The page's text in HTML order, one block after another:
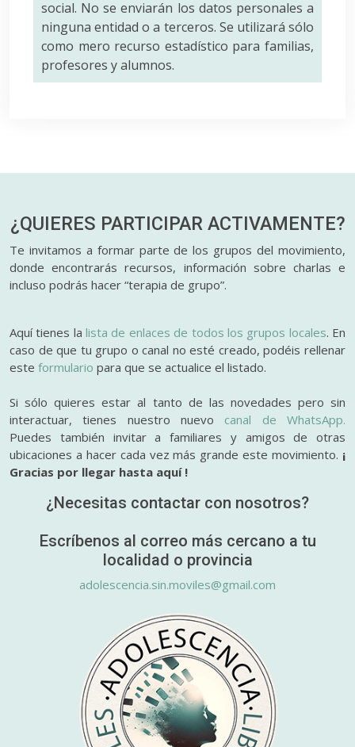
social. No se enviarán los datos personales a
ninguna entidad o a terceros. Se utilizará sólo
como mero recurso estadístico para familias,
profesores y alumnos.
¿QUIERES PARTICIPAR ACTIVAMENTE?
Te invitamos a formar parte de los grupos del movimiento,
donde encontrarás recursos, información sobre charlas e
incluso podrás hacer “terapia de grupo”.
Aquí tienes lalista de enlaces de todos los grupos locales. En
caso de que tu grupo o canal no esté creado, podéis rellenar
este formulario para que se actualice el listado.
Si sólo quieres estar al tanto de las novedades pero sin
interactuar, tienes nuestro nuevo canal de WhatsApp.
Puedes también invitar a familiares y amigos de otras
ubicaciones a hacer cada vez más grande este movimiento. ¡
Gracias por llegar hasta aquí !
¿Necesitas contactar con nosotros?
Escríbenos al correo más cercano a tu
localidad o provincia
adolescencia.sin.moviles@gmail.com